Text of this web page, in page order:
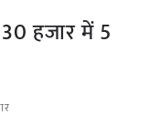
हजार में 5